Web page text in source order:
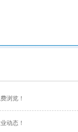
浏览！
动态！